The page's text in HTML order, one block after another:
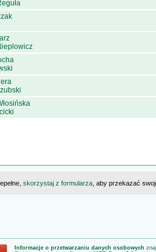
skorzystaj z formularza , aby przekazać
Informacje o przetwarzaniu danych osobowych